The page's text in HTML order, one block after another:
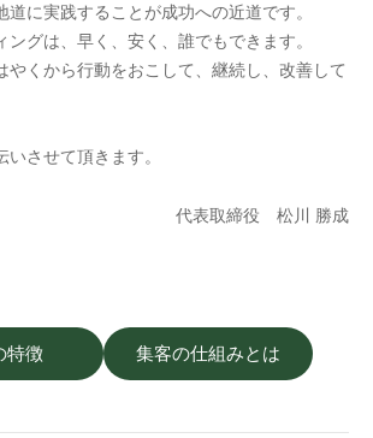
道に実践することが成功への近道です。
ングは、早く、安く、誰でもできます。
やくから行動をおこして、継続し、改善して
させて頂きます。
代表取締役 松川 勝成
特徴 集客の仕組みとは